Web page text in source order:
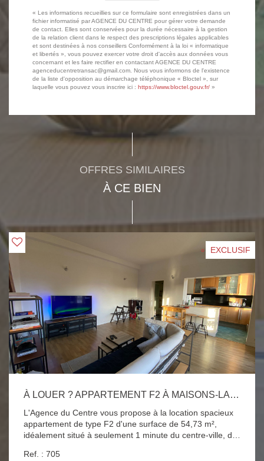
« Les informations recueillies sur ce formulaire sont enregistrées dans un
fichier informatisé par AGENCE DU CENTRE pour gérer votre demande
de contact. Elles sont conservées pour la durée nécessaire à la gestion
de la relation client dans le respect des prescriptions légales applicables
et sont destinées à nos conseillers Conformément à la loi « informatique
et libertés », vous pouvez exercer votre droit d'accès aux données vous
concernant et les faire rectifier en contactant AGENCE DU CENTRE
agenceducentretransac@gmail.com. Nous vous informons de l'existence
de la liste d'opposition au démarchage téléphonique « Bloctel », sur
laquelle vous pouvez vous inscrire ici : https://www.bloctel.gouv.fr/ »
OFFRES SIMILAIRES
À CE BIEN
EXCLUSIF
À LOUER ? APPARTEMENT F2 À MAISONS-LAFFITTE (54,73 M²)
L'Agence du Centre vous propose à la location spacieux
appartement de type F2 d'une surface de 54,73 m²,
idéalement situé à seulement 1 minute du centre-ville, de
copropriété calme et agréable. Il se compose d'une
Ref. : 705